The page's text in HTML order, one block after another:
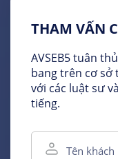
THAM VẤN
AVSEB5 tuân
bang trên cơ sở
với các luật sư
tiếng.